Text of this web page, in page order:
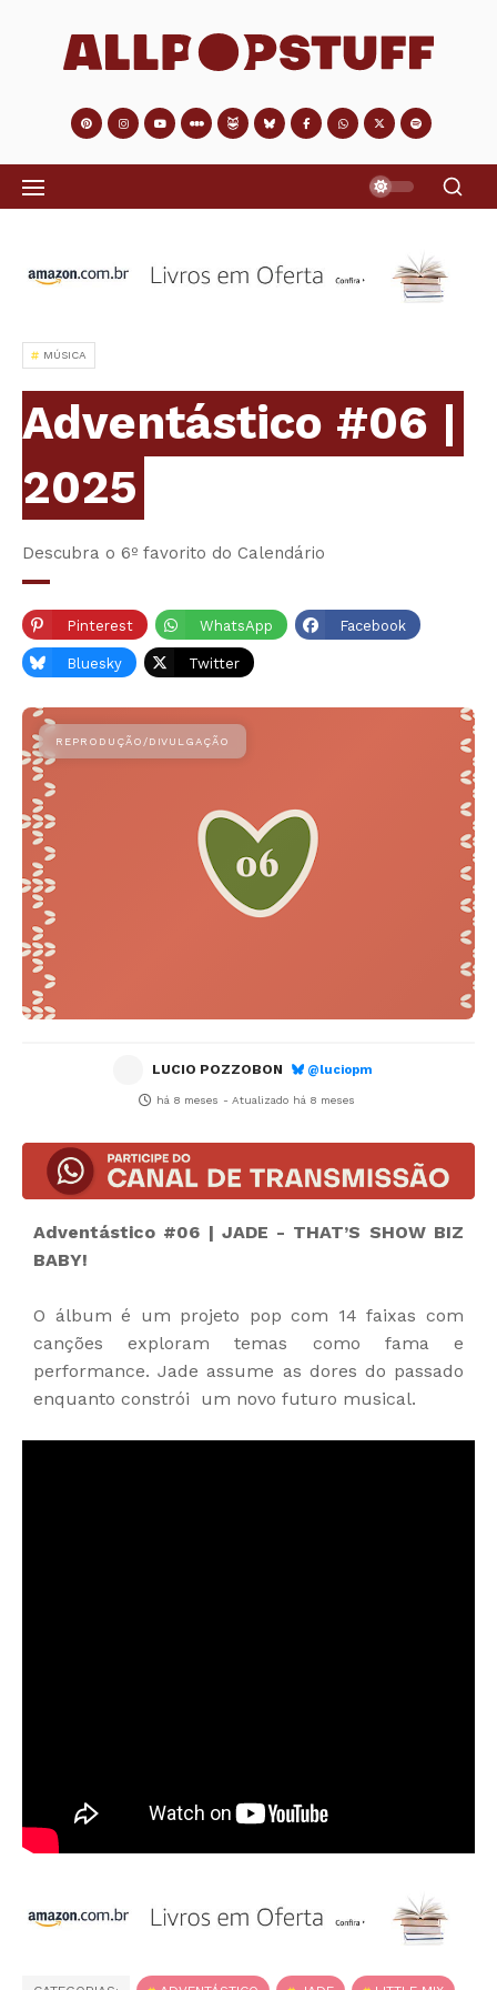
MÚSICA
Adventástico #06 |
2025
Descubra o 6º favorito do Calendário
Pinterest WhatsApp Facebook
Bluesky Twitter
LUCIO POZZOBON @luciopm
há 8 meses - Atualizado há 8 meses
Adventástico #06 | JADE - THAT’S SHOW BIZ
BABY!
O álbum é um projeto pop com 14 faixas com
canções exploram temas como fama e
performance. Jade assume as dores do passado
enquanto constrói um novo futuro musical.